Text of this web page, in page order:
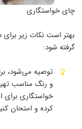
چای خواستگاری
بهتر است نکات زیر
گرفته شود:
توصیه ‌می‌شود،
و رنگ مناسب
خواستگاری برای
کرده و امتحان